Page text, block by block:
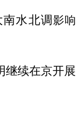
水北调影响
继续在京开展